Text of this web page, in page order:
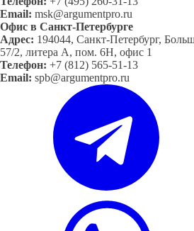
Email: msk@argumentpro.ru
Офис в Санкт-Петербурге
Адрес: 194044, Санкт-Петербург,
57/2, литера А, пом. 6Н, офис 1
Телефон: +7 (812) 565-51-13
Email: spb@argumentpro.ru